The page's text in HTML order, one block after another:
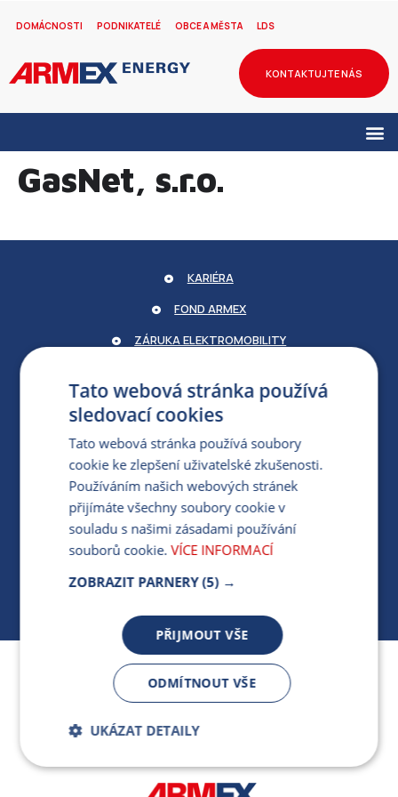
DOMÁCNOSTI PODNIKATELÉ OBCE A MĚSTA LDS
KONTAKTUJTE NÁS
GasNet, s.r.o.
Jsme součástí skupiny ARMEX a členem Asociace
nezávislých dodavatelů energií.
KARIÉRA
FOND ARMEX
ZÁRUKA ELEKTROMOBILITY
PRO MÉDIA
MÁM DOTAZ KE STÁVAJÍCÍ SMLOUVĚ
412 154 154
PO-PÁ 7:30-17:00
Tato webová stránka používá
sledovací cookies
Tato webová stránka používá soubory
cookie ke zlepšení uživatelské zkušenosti.
Používáním našich webových stránek
přijímáte všechny soubory cookie v
souladu s našimi zásadami používání
souborů cookie. VÍCE INFORMACÍ
ZOBRAZIT PARNERY (5) →
PŘIJMOUT VŠE
ODMÍTNOUT VŠE
UKÁZAT DETAILY
Bezpodmínečně
nutné soubory
Výkonnostní